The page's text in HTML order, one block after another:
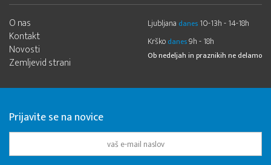
O nas
Kontakt
Novosti
Zemljevid strani
Ljubljana danes 10-13h - 14-18h
Krško danes9h - 18h
Ob nedeljah in praznikih ne delamo
Prijavite se na novice